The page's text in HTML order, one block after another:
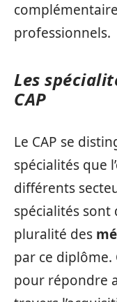
professionnels.
Les
CAP
Le CAP se
spécialités que
différents
spécialités
pluralité des
par ce diplôme.
pour répondre